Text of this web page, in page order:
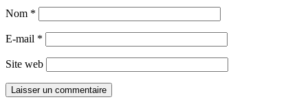
Nom *
E-mail *
Site web